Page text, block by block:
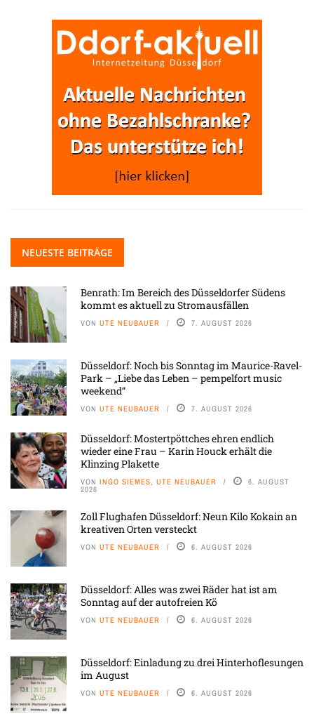
NEUESTE BEITRÄGE
Benrath: Im Bereich des Düsseldorfer Südens
kommt es aktuell zu Stromausfällen
VON UTE NEUBAUER 7. AUGUST 2026
Düsseldorf: Noch bis Sonntag im Maurice-Ravel-
Park – „Liebe das Leben – pempelfort music
weekend“
VON UTE NEUBAUER 7. AUGUST 2026
Düsseldorf: Mostertpöttches ehren endlich
wieder eine Frau – Karin Houck erhält die
Klinzing Plakette
VON INGO SIEMES, UTE NEUBAUER 6. AUGUST
2026
Zoll Flughafen Düsseldorf: Neun Kilo Kokain an
kreativen Orten versteckt
VON UTE NEUBAUER 6. AUGUST 2026
Düsseldorf: Alles was zwei Räder hat ist am
Sonntag auf der autofreien Kö
VON UTE NEUBAUER 6. AUGUST 2026
Düsseldorf: Einladung zu drei Hinterhoflesungen
im August
VON UTE NEUBAUER 6. AUGUST 2026